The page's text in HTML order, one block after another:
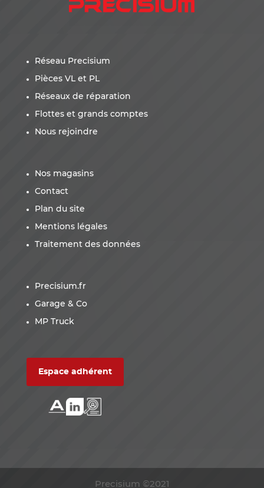
Réseau Precisium
Pièces VL et PL
Réseaux de réparation
Flottes et grands comptes
Nous rejoindre
Nos magasins
Contact
Plan du site
Mentions légales
Traitement des données
Precisium.fr
Garage & Co
MP Truck
Espace adhérent
Precisium ©2021